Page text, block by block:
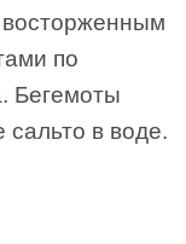
восторженным
по
Бегемоты
в воде.